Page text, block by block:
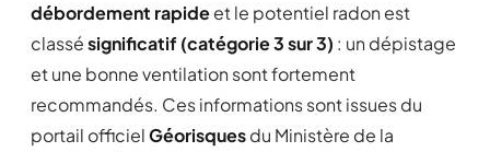
débordement rapideet le potentiel radon est
classésignificatif (catégorie 3 sur 3) : un dépistage
et une bonne ventilation sont fortement
recommandés. Ces informations sont issues du
portail officielGéorisquesdu Ministère de la